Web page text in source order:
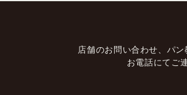
店舗のお問い合わせ、パ
お電話にてご